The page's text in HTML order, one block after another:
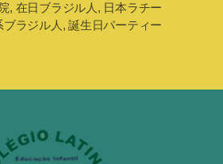
, 在日ブラジル人 , 日本ラチー
ブラジル人 ,誕生日パーティー